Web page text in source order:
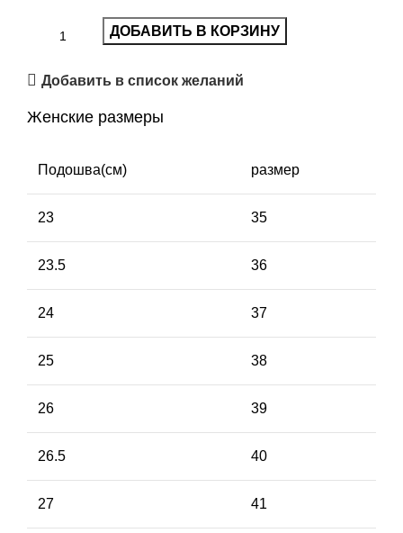
ДОБАВИТЬ В КОРЗИНУ
Добавить в список желаний
Женские размеры
Подошва(см) размер
23 35
23.5 36
24 37
25 38
26 39
26.5 40
27 41